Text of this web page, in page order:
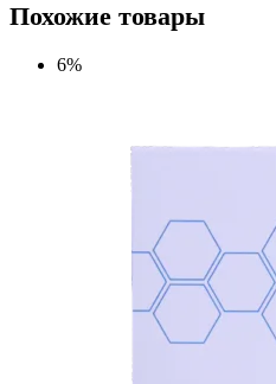
Похожие товары
6%